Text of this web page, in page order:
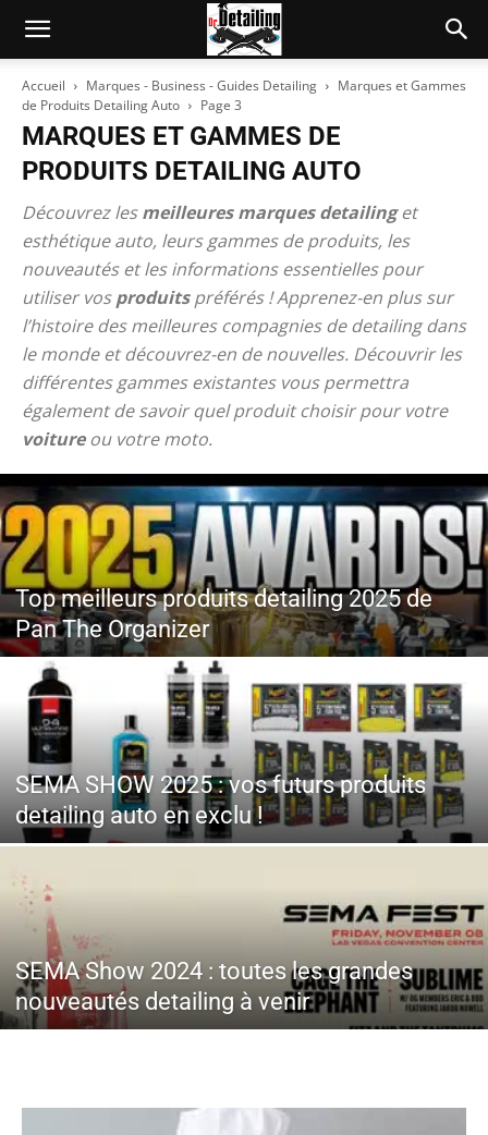
Accueil Marques - Business - Guides Detailing
Marques et Gammes
de Produits Detailing Auto
Page 3
MARQUES ET GAMMES DE
PRODUITS DETAILING AUTO
Découvrez lesmeilleures marques detailinget
esthétique auto, leurs gammes de produits, les
nouveautés et les informations essentielles pour
utiliser vosproduitspréférés ! Apprenez-en plus sur
l’histoire des meilleures compagnies de detailing dans
le monde et découvrez-en de nouvelles. Découvrir les
différentes gammes existantes vous permettra
également de savoir quel produit choisir pour votre
voitureou votre moto.
Top meilleurs produits detailing 2025 de
Pan The Organizer
SEMA SHOW 2025 : vos futurs produits
detailing auto en exclu !
SEMA Show 2024 : toutes les grandes
nouveautés detailing à venir